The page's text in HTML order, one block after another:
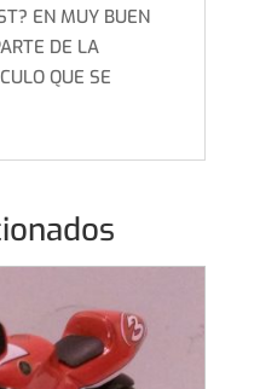
EN MUY BUEN
DE LA
QUE SE